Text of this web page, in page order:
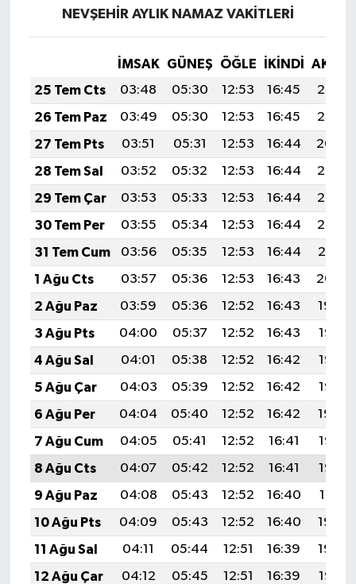
NEVŞEHİR AYLIK NAMAZ VAKITLERI
İMSAK GÜNEŞ ÖĞLE İKINDI
25 Tem Cts
03:48 05:30 12:53 16:45
20:06
26 Tem Paz
03:49 05:30 12:53 16:45
20:05
27 Tem Pts
03:51 05:31 12:53 16:44
20:04
28 Tem Sal
03:52 05:32 12:53 16:44
20:03
29 Tem Çar
03:53 05:33 12:53 16:44
20:02
30 Tem Per
03:55 05:34 12:53 16:44
20:02
31 Tem Cum
03:56 05:35 12:53 16:44
20:01
1 Ağu Cts
03:57 05:36 12:53 16:43
20:00
2 Ağu Paz
03:59 05:36 12:52 16:43
19:59
3 Ağu Pts
04:00 05:37 12:52 16:43
19:58
4 Ağu Sal
04:01 05:38 12:52 16:42
19:57
5 Ağu Çar
04:03 05:39 12:52 16:42
19:55
6 Ağu Per
04:04 05:40 12:52 16:42
19:54
7 Ağu Cum
04:05 05:41 12:52 16:41
19:53
8 Ağu Cts
04:07 05:42 12:52 16:41
19:52
9 Ağu Paz
04:08 05:43 12:52 16:40
19:51
10 Ağu Pts
04:09 05:43 12:52 16:40
19:50
11 Ağu Sal
04:11 05:44 12:51 16:39
19:49
12 Ağu Çar
04:12 05:45 12:51 16:39
19:47
SİYASET
TATLISU
TEKNOLOJİ
TİCARET
YAŞAM